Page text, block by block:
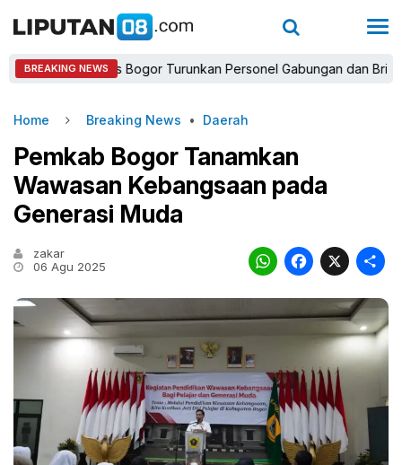
BREAKING NEWS
Kapolres Bogor Turunkan Personel Gabungan dan Brimob,
Home Breaking News • Daerah
Pemkab Bogor Tanamkan
Wawasan Kebangsaan pada
Generasi Muda
zakar
06 Agu 2025
X